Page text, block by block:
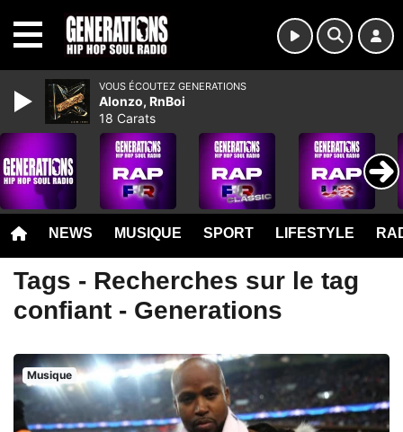
NEWS MUSIQUE SPORT LIFESTYLE
Tags - Recherches sur le tag
confiant - Generations
Musique
VOUS ÉCOUTEZ GENERATIONS
Alonzo, RnBoi
18 Carats